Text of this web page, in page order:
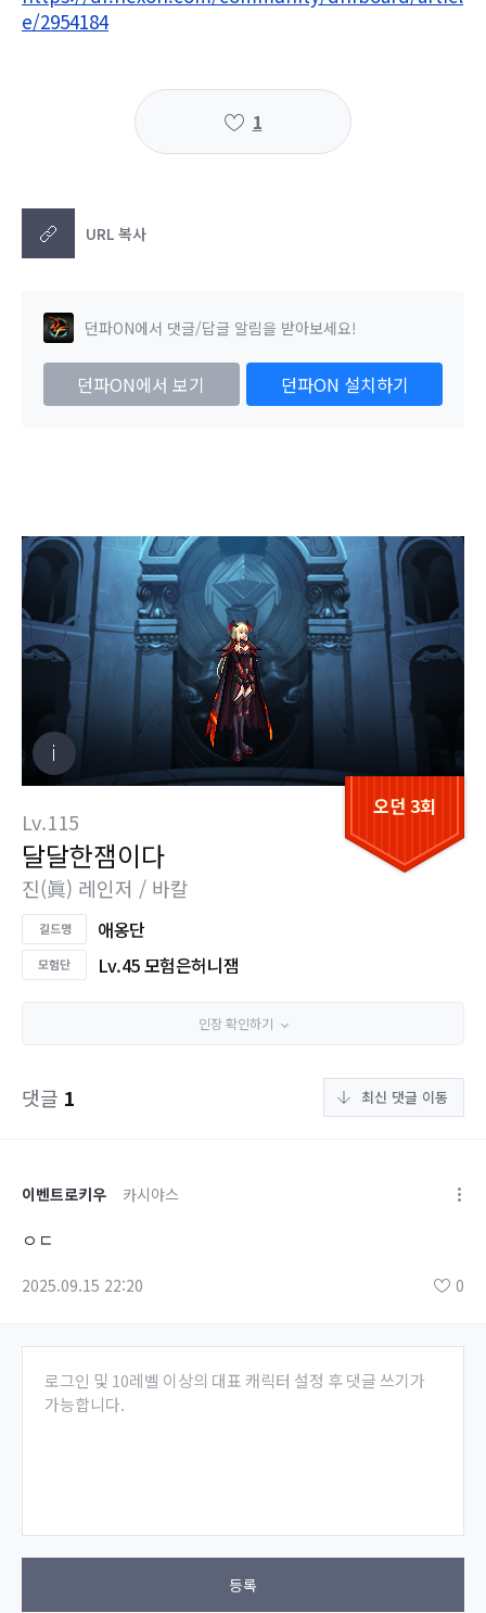
e/2954184
1
URL 복사
던파ON에서 댓글/답글 알림을 받아보세요!
던파ON에서 보기 던파ON 설치하기
오던 3회
Lv.115
달달한잼이다
진(眞) 레인저 / 바칼
애옹단
Lv.45 모험은허니잼
인장 확인하기
댓글 1 최신 댓글 이동
이벤트로키우 카시야스
ㅇㄷ
2025.09.15 22:20 0
로그인 및 10레벨 이상의 대표 캐릭터 설정 후 댓글 쓰기가
가능합니다.
등록